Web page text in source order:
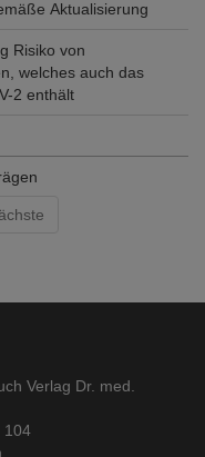
Aktualisierung
Risiko von
welches auch das
2 enthält
Verlag Dr. med.
104